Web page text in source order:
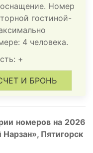
Номер
гостиной-
4 человека.
+
И БРОНЬ
номеров на 2026
Нарзан», Пятигорск